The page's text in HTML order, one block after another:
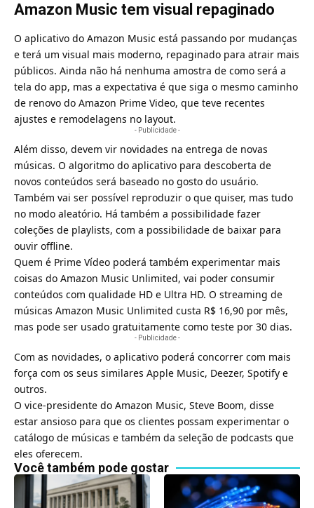
Amazon Music tem visual repaginado
O aplicativo do Amazon Music está passando por mudanças
e terá um visual mais moderno, repaginado para atrair mais
públicos. Ainda não há nenhuma amostra de como será a
tela do app, mas a expectativa é que siga o mesmo caminho
de renovo do Amazon Prime Video, que teve recentes
ajustes e remodelagens no layout.
- Publicidade -
Além disso, devem vir novidades na entrega de novas
músicas. O algoritmo do aplicativo para descoberta de
novos conteúdos será baseado no gosto do usuário.
Também vai ser possível reproduzir o que quiser, mas tudo
no modo aleatório. Há também a possibilidade fazer
coleções de playlists, com a possibilidade de baixar para
ouvir offline.
Quem é Prime Vídeo poderá também experimentar mais
coisas do Amazon Music Unlimited, vai poder consumir
conteúdos com qualidade HD e Ultra HD. O streaming de
músicas Amazon Music Unlimited custa R$ 16,90 por mês,
mas pode ser usado gratuitamente como teste por 30 dias.
- Publicidade -
Com as novidades, o aplicativo poderá concorrer com mais
força com os seus similares Apple Music, Deezer, Spotify e
outros.
O vice-presidente do Amazon Music, Steve Boom, disse
estar ansioso para que os clientes possam experimentar o
catálogo de músicas e também da seleção de podcasts que
eles oferecem.
Você também pode gostar